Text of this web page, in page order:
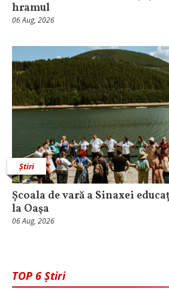
hramul
06 Aug, 2026
Știri
Școala de vară a Sinaxei
la Oaşa
06 Aug, 2026
TOP 6 Știri